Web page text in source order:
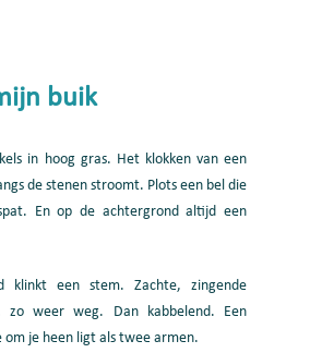
buik
in hoog gras. Het klokken van een
de stenen stroomt. Plots een bel die
En op de achtergrond altijd een
klinkt een stem. Zachte, zingende
zo weer weg. Dan kabbelend. Een
je heen ligt als twee armen.